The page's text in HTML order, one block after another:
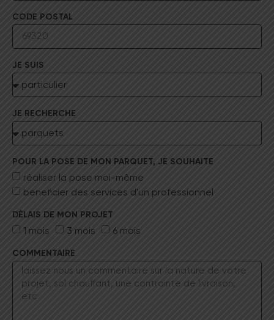
CODE POSTAL
JE SUIS
JE RECHERCHE
POUR LA POSE DE MON PARQUET, JE SOUHAITE
réaliser la pose moi-même
beneficier des services d'un professionnel
DÉLAIS DE MON PROJET
1 mois 3 mois 6 mois
COMMENTAIRE